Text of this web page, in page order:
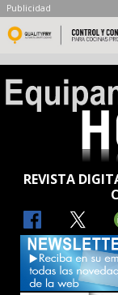
Publicidad
REVISTA